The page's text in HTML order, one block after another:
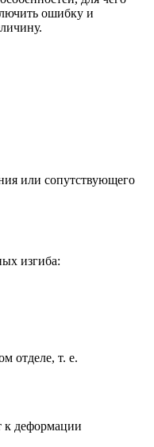
ошибку и
или сопутствующего
изгиба:
отделе, т. е.
к деформации